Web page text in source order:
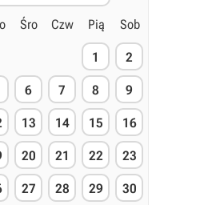
Śro Czw Pią Sob
1 2
6 7 8 9
13 14 15 16
20 21 22 23
27 28 29 30